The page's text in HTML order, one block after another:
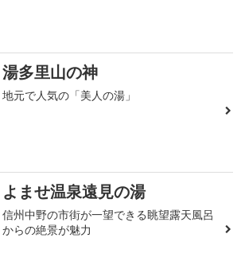
湯多里山の神
地元で人気の「美人の湯」
よませ温泉遠見の湯
信州中野の市街が一望できる眺望露天風呂
からの絶景が魅力